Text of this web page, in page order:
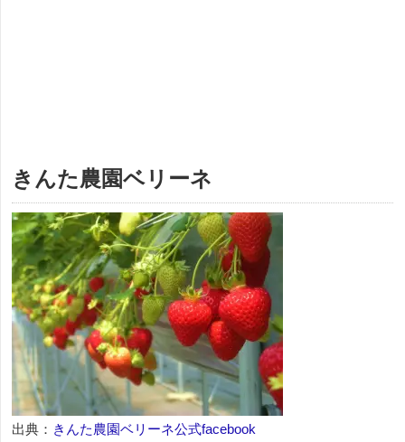
きんた農園ベリーネ
出典： きんた農園ベリーネ公式facebook